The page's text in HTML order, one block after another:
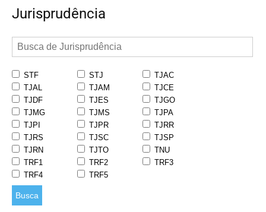
Jurisprudência
STF STJ
TJAC
TJAL
TJAM
TJCE
TJDF
TJES
TJGO
TJMG
TJMS
TJPA
TJPI
TJPR
TJRR
TJRS
TJSC
TJSP
TJRN
TJTO
TNU
TRF1
TRF2
TRF3
TRF4
TRF5
Busca